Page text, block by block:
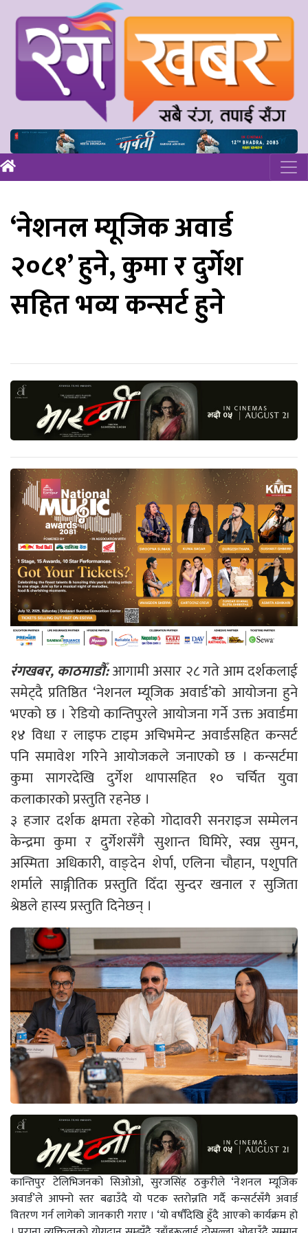
‘नेशनल म्यूजिक अवार्ड
२०८१’ हुने, कुमा र दुर्गेश
सहित भव्य कन्सर्ट हुने
रंगखबर, काठमाडौँ:आगामी असार २८ गते आम दर्शकलाई
समेट्दै प्रतिष्ठित ‘नेशनल म्यूजिक अवार्ड’को आयोजना हुने
भएको छ । रेडियो कान्तिपुरले आयोजना गर्ने उक्त अवार्डमा
१४ विधा र लाइफ टाइम अचिभमेन्ट अवार्डसहित कन्सर्ट
पनि समावेश गरिने आयोजकले जनाएको छ । कन्सर्टमा
कुमा सागरदेखि दुर्गेश थापासहित १० चर्चित युवा
कलाकारको प्रस्तुति रहनेछ ।
३ हजार दर्शक क्षमता रहेको गोदावरी सनराइज सम्मेलन
केन्द्रमा कुमा र दुर्गेशसँगै सुशान्त घिमिरे, स्वप्न सुमन,
अस्मिता अधिकारी, वाङ्देन शेर्पा, एलिना चौहान, पशुपति
शर्माले साङ्गीतिक प्रस्तुति दिँदा सुन्दर खनाल र सुजिता
श्रेष्ठले हास्य प्रस्तुति दिनेछन् ।
कान्तिपुर टेलिभिजनको सिओओ, सुरजसिंह ठकुरीले ‘नेशनल म्यूजिक
अवार्ड’ले आफ्नो स्तर बढाउँदै यो पटक स्तरोन्नति गर्दै कन्सर्टसँगै अवार्ड
वितरण गर्न लागेको जानकारी गराए । ‘यो वर्षौँदेखि हुँदै आएको कार्यक्रम हो